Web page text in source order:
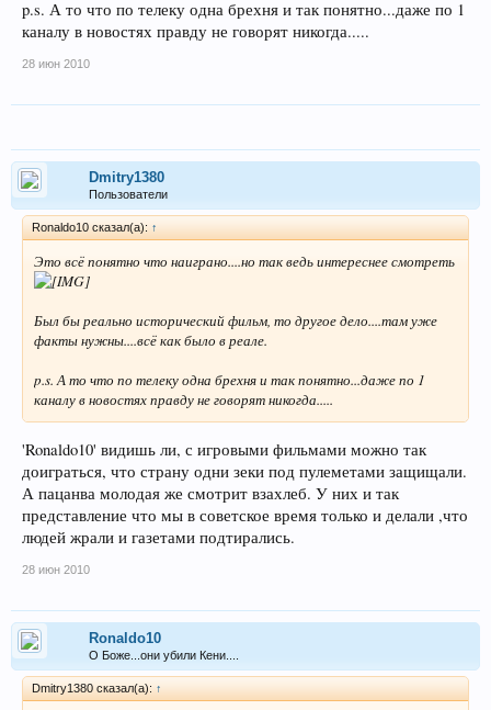
p.s. А то что по телеку одна брехня и так понятно...даже по 1
каналу в новостях правду не говорят никогда.....
28 июн 2010
Dmitry1380
Пользователи
Ronaldo10 сказал(а): ↑
Это всё понятно что наиграно....но так ведь интереснее смотреть
Был бы реально исторический фильм, то другое дело....там уже
факты нужны....всё как было в реале.
p.s. А то что по телеку одна брехня и так понятно...даже по 1
каналу в новостях правду не говорят никогда.....
'Ronaldo10' видишь ли, с игровыми фильмами можно так
доиграться, что страну одни зеки под пулеметами защищали.
А пацанва молодая же смотрит взахлеб. У них и так
представление что мы в советское время только и делали ,что
людей жрали и газетами подтирались.
28 июн 2010
Ronaldo10
О Боже...они убили Кени....
Dmitry1380 сказал(а): ↑